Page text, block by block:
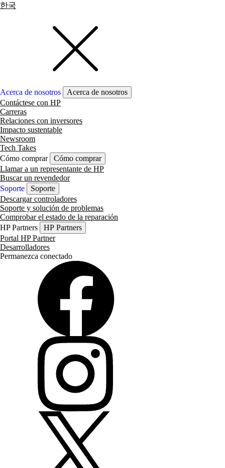
한국
Acerca de nosotros
Acerca de nosotros
Contáctese con HP
Carreras
Relaciones con inversores
Impacto sustentable
Newsroom
Tech Takes
Cómo comprar
Cómo comprar
Llamar a un representante de HP
Buscar un revendedor
Soporte
Soporte
Descargar controladores
Soporte y solución de problemas
Comprobar el estado de la reparación
HP Partners
HP Partners
Portal HP Partner
Desarrolladores
Permanezca conectado